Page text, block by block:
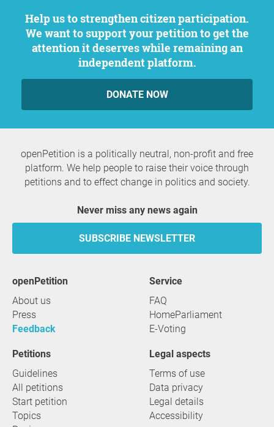
Help us to strengthen citizen participation.
We want to support your petition to get the
attention it deserves while remaining an
independent platform.
DONATE NOW
openPetition is a politically neutral, non-profit and free
platform. We help people to raise their voice through
petitions and to effect change in politics and society.
Never miss any news again
SUBSCRIBE NEWSLETTER
openPetition
About us
Press
Feedback
service
FAQ
HomeParliament
E-Voting
Petitions
Guidelines
All petitions
Start petition
Topics
Legal aspects
Terms of use
Data privacy
Legal details
Accessibility